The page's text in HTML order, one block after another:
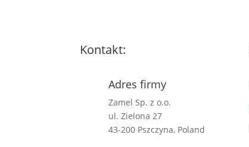
Kontakt:
Adres firmy
Zamel Sp. z o.o.
ul. Zielona 27
43-200 Pszczyna, Poland